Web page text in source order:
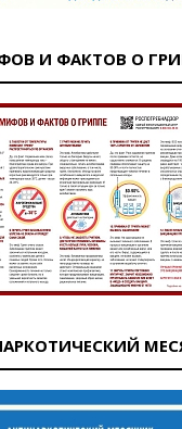
И ФАКТОВ О